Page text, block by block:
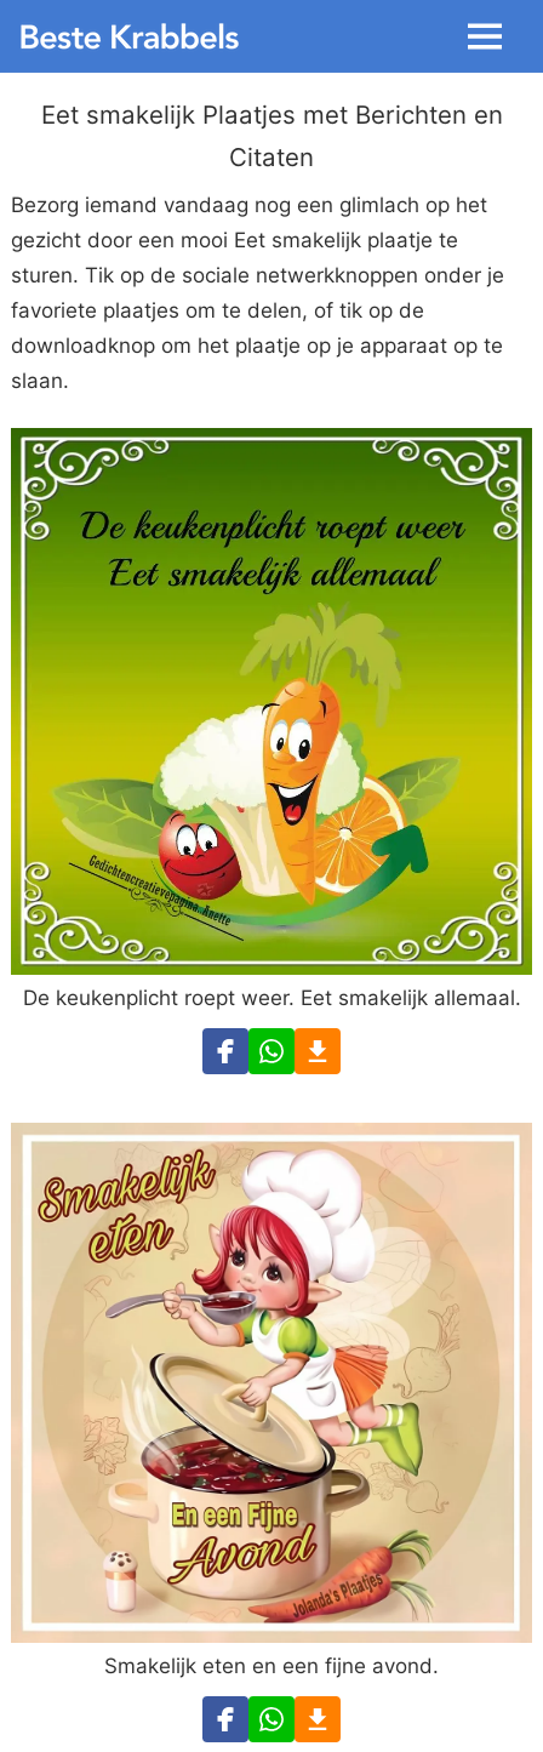
Menu
Eet smakelijk Plaatjes met Berichten en
Citaten
Bezorg iemand vandaag nog een glimlach op het
gezicht door een mooi Eet smakelijk plaatje te
sturen. Tik op de sociale netwerkknoppen onder je
favoriete plaatjes om te delen, of tik op de
downloadknop om het plaatje op je apparaat op te
slaan.
De keukenplicht roept weer. Eet smakelijk allemaal.
Smakelijk eten en een fijne avond.